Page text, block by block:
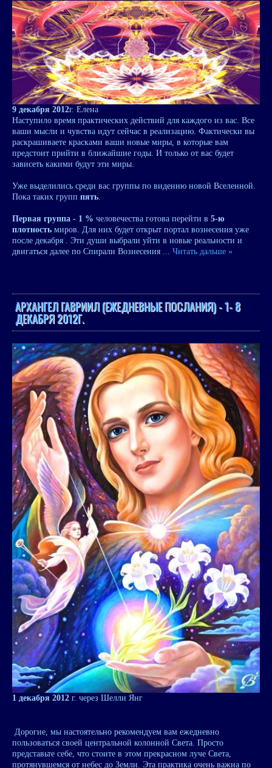
9 декабря 2012г. Елена
Наступило время практических действий для каждого из вас. Все
ваши мысли и чувства идут сейчас в реализацию. Фактически вы
раскрашиваете красками ваши новые миры, в которые вам
предстоит прийти в ближайшие годы. И только от вас будет
зависеть какими будут эти миры.
Уже выделились среди вас группы по видению новой Вселенной.
Пока таких групп пять.
Первая группа - 1 % человечества готова перейти в 5-ю
плотность миров. Для них будет открыт портал вознесения уже
после декабря . Эти души выбрали уйти в новые реальности и
двигаться далее по Спирали Вознесения ... Читать дальше »
АРХАНГЕЛ ГАВРИИЛ (ЕЖЕДНЕВНЫЕ ПОСЛАНИЯ) - 1- 8
ДЕКАБРЯ 2012Г.
1 декабря 2012 г. через Шелли Янг
Дорогие, мы настоятельно рекомендуем вам ежедневно
пользоваться своей центральной колонной Света. Просто
представьте себе, что стоите в этом прекрасном луче Света,
протянувшемся от небес до Земли. Эта практика очень важна по